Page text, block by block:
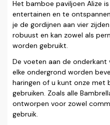
Het bamboe paviljoen Alize
entertainen en te
je de gordijnen aan vier
robuust en kan zowel als
worden gebruikt.
De voeten aan de onderkant
elke ondergrond worden
haringen of u kunt onze met
gebruiken. Zoals alle
ontworpen voor zowel
gebruik.